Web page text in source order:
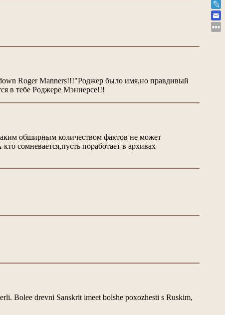
Roger Manners!!!"Роджер было имя,но правдивый
в тебе Роджере Мэннерсе!!!
обширным количеством фактов не может
сомневается,пусть поработает в архивах
Bolee drevni Sanskrit imeet bolshe poxozhesti s Ruskim,